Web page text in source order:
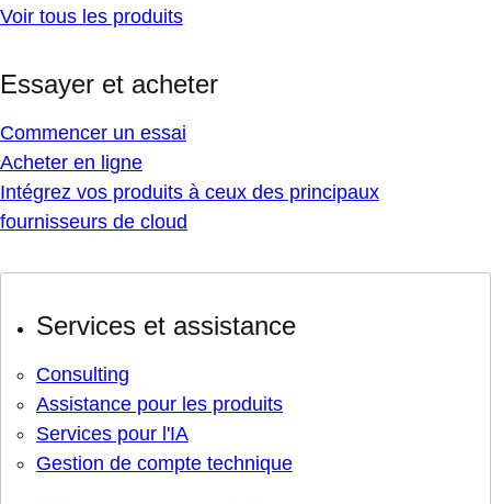
Voir tous les produits
Essayer et acheter
Commencer un essai
Acheter en ligne
Intégrez vos produits à ceux des principaux
fournisseurs de cloud
Services et assistance
Consulting
Assistance pour les produits
Services pour l'IA
Gestion de compte technique